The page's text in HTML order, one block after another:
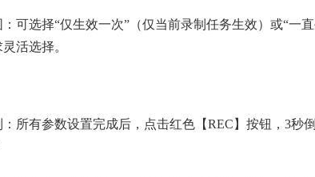
可选择“仅生效一次”（仅当前录制任务生效）或“一
活选择。
所有参数设置完成后，点击红色【REC】按钮，3秒